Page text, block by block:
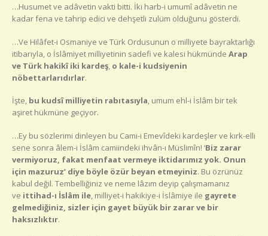
…Husumet ve adâvetin vakti bitti. İki harb-i umumî adâvetin ne
kadar fena ve tahrip edici ve dehşetli zulüm olduğunu gösterdi.
…Ve Hilâfet-i Osmaniye ve Türk Ordusunun o milliyete bayraktarlığı
itibarıyla, o İslâmiyet milliyetinin sadefi ve kalesi hükmünde Arap
ve Türk hakikî iki kardeş o kale-i kudsiyenin
nöbettarlarıdırlar.
İşte, bu kudsî milliyetin rabıtasıyla, umum ehl-i İslâm bir tek
aşiret hükmüne geçiyor.
…Ey bu sözlerimi dinleyen bu Cami-i Emevîdeki kardeşler ve kırk-elli
sene sonra âlem-i İslâm camiindeki ihvân-ı Müslimîn! ‘Biz zarar
vermiyoruz, fakat menfaat vermeye iktidarımız yok. Onun
için mazuruz’ diye böyle özür beyan etmeyiniz. Bu özrünüz
kabul değil. Tembelliğiniz ve neme lâzım deyip çalışmamanız
ve ittihad-ı İslâm ile, milliyet-i hakikiye-i İslâmiye ile gayrete
gelmediğiniz, sizler için gayet büyük bir zarar ve bir
haksızlıktır.